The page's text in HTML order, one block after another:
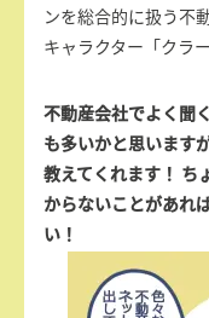
ンを総合的に扱う不
キャラクター「クラ
不動産会社でよく聞
も多いかと思います
教えてくれます！ ち
からないことがあれ
い！